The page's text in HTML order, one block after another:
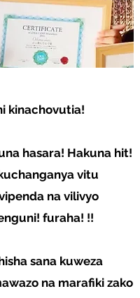
kinachovutia!
hasara! Hakuna hit!
vitu
na vilivyo
furaha! !!
sana kuweza
na marafiki zako